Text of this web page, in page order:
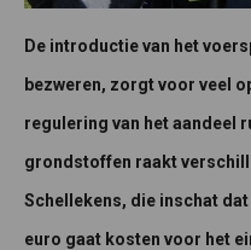
De introductie van het
bezweren, zorgt voor veel
regulering van het aandeel
grondstoffen raakt
Schellekens, die inschat
euro gaat kosten voor het